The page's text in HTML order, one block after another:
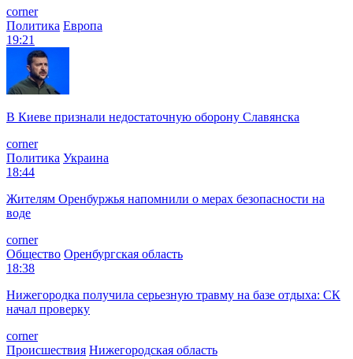
corner
Политика Европа
19:21
В Киеве признали недостаточную оборону Славянска
corner
Политика Украина
18:44
Жителям Оренбуржья напомнили о мерах безопасности на
воде
corner
Общество Оренбургская область
18:38
Нижегородка получила серьезную травму на базе отдыха: СК
начал проверку
corner
Происшествия Нижегородская область